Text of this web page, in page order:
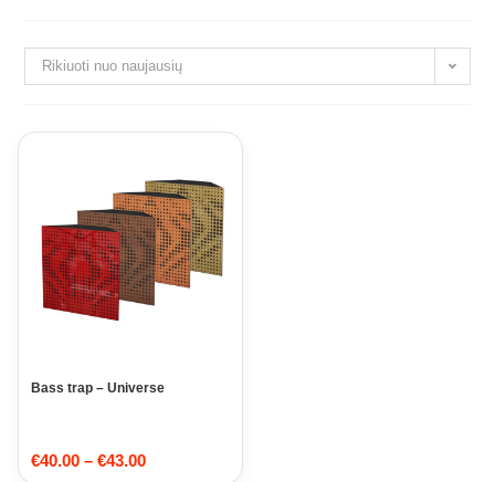
Rikiuoti nuo naujausių
Bass trap – Universe
€40.00 – €43.00Price